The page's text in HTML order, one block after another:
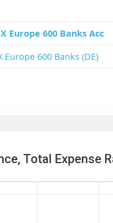
Europe 600 Banks Acc
Europe 600 Banks (DE)
Total Expense